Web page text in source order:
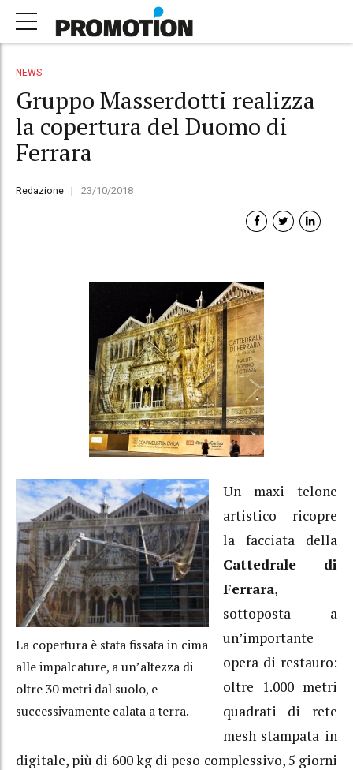
NEWS
Gruppo Masserdotti realizza
la copertura del Duomo di
Ferrara
Redazione 23/10/2018
La copertura è stata fissata in cima
alle impalcature, a un’altezza di
oltre 30 metri dal suolo, e
successivamente calata a terra.
Un maxi telone
artistico ricopre
la facciata della
Cattedrale di
Ferrara,
sottoposta a
un’importante
opera di restauro:
oltre 1.000 metri
quadrati di rete
mesh stampata in
digitale, più di 600 kg di peso complessivo, 5 giorni